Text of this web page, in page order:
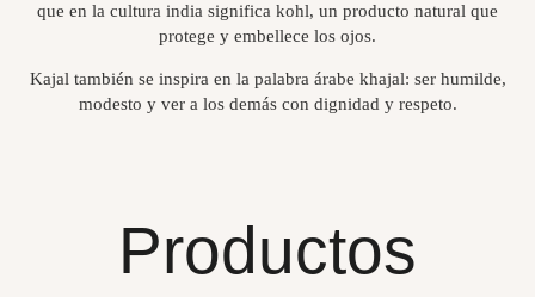
que en la cultura india significa kohl, un producto natural que
protege y embellece los ojos.
Kajal también se inspira en la palabra árabe khajal: ser humilde,
modesto y ver a los demás con dignidad y respeto.
Productos